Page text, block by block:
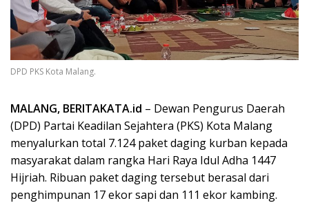
DPD PKS Kota Malang.
MALANG, BERITAKATA.id – Dewan Pengurus Daerah
(DPD) Partai Keadilan Sejahtera (PKS) Kota Malang
menyalurkan total 7.124 paket daging kurban kepada
masyarakat dalam rangka Hari Raya Idul Adha 1447
Hijriah. Ribuan paket daging tersebut berasal dari
penghimpunan 17 ekor sapi dan 111 ekor kambing.